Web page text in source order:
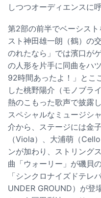
しつつオーディエンスに
第2部の前半でベーシス
スト神田雄一朗（鶴）の
のれたなら」では濱口が
の人形を片手に同曲をハ
92時間あったよ！」とこ
した桃野陽介（モノブラ
熱のこもった歌声で披露
スペシャルなミュージシ
介から、ステージには金
（Viola）、大浦萌（
ンが加わり、ストリング
曲「ウォーリー」が磯貝
「シンクロナイズドテレ
UNDER GROUND）が登